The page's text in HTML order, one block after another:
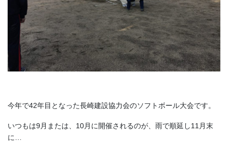
今年で42年目となった長崎建設協力会のソフトボール大会です。
いつもは9月または、10月に開催されるのが、雨で順延し11月末
に…